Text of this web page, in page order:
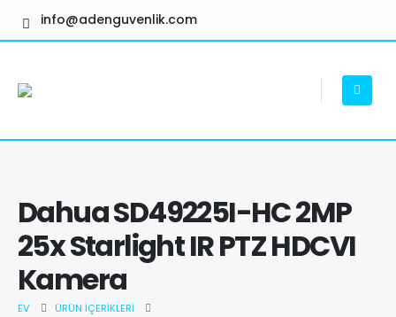
info@adenguvenlik.com
Dahua SD49225I-HC 2MP
25x Starlight IR PTZ HDCVI
Kamera
EV
ÜRÜN İÇERIKLERI